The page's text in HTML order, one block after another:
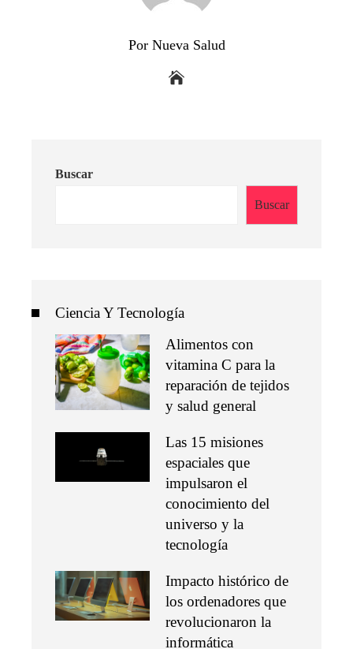
Por Nueva Salud
Buscar
Buscar
Ciencia Y Tecnología
Alimentos con
vitamina C para la
reparación de tejidos
y salud general
Las 15 misiones
espaciales que
impulsaron el
conocimiento del
universo y la
tecnología
Impacto histórico de
los ordenadores que
revolucionaron la
informática